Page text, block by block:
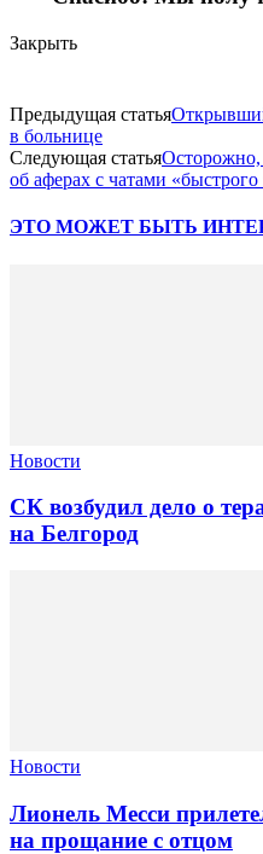
Закрыть
Предыдущая статья
в больнице
Следующая статьяОсторожно,
об аферах с чатами «быстрого
ЭТО МОЖЕТ БЫТЬ
Новости
СК возбудил дело о
на Белгород
Новости
Лионель Месси
на прощание с отцом